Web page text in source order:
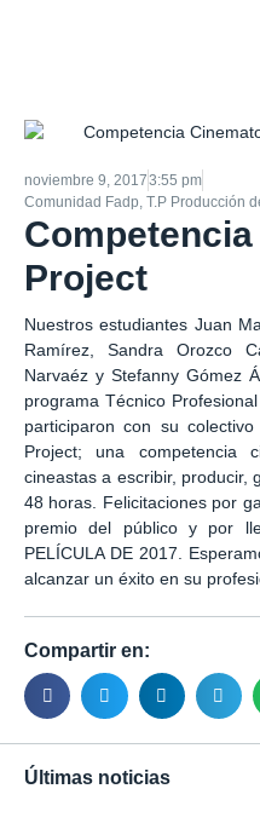
noviembre 9, 20173:55 pm
Comunidad Fadp T.P Producción
Project
Nuestros estudiantes Juan
Ramírez, Sandra Orozco
Narvaéz y Stefanny Gómez
programa Técnico
participaron con su
Project; una competencia
cineastas a escribir, producir,
48 horas. Felicitaciones por
premio del público y por
PELÍCULA DE 2017.
alcanzar un éxito en su
Compartir en:
Últimas noticias